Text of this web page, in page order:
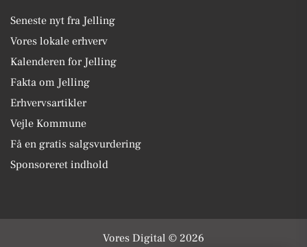
Seneste nyt fra Jelling
Vores lokale erhverv
Kalenderen for Jelling
Fakta om Jelling
Erhvervsartikler
Vejle Kommune
Få en gratis salgsvurdering
Sponsoreret indhold
Vores Digital © 2026